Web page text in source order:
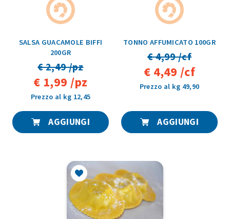
SALSA GUACAMOLE BIFFI
200GR
€ 2,49 /pz
€ 1,99 /pz
Prezzo al kg 12,45
AGGIUNGI
TONNO AFFUMICATO 100GR
€ 4,99 /cf
€ 4,49 /cf
Prezzo al kg 49,90
AGGIUNGI